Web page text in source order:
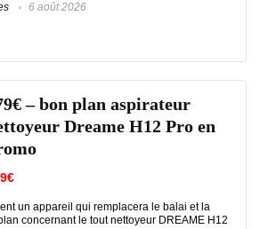
6 août 2026
– bon plan aspirateur
Dreame H12 Pro en
un appareil qui remplacera le balai et la
concernant le tout nettoyeur DREAME H12